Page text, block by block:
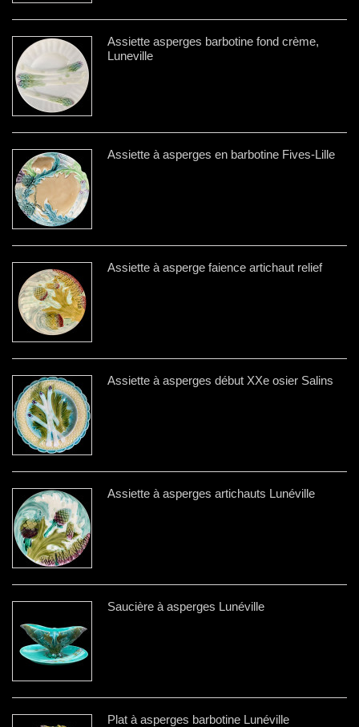
Assiette asperges barbotine fond crème,
Luneville
Assiette à asperges en barbotine Fives-Lille
Assiette à asperge faience artichaut relief
Assiette à asperges début XXe osier Salins
Assiette à asperges artichauts Lunéville
Saucière à asperges Lunéville
Plat à asperges barbotine Lunéville